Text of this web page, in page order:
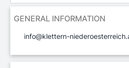
GENERAL INFORMATION
info@klettern-